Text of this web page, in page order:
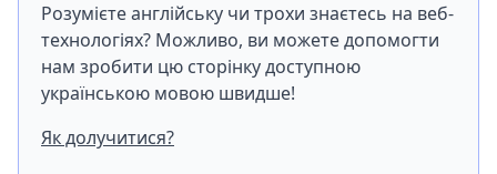
Розумієте англійську чи трохи знаєтесь на веб-
технологіях? Можливо, ви можете допомогти
нам зробити цю сторінку доступною
українською мовою швидше!
Як долучитися?